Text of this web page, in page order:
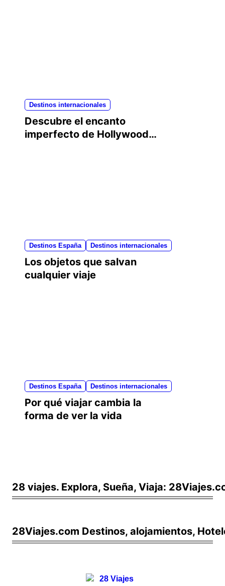
Destinos internacionales
Descubre el encanto
imperfecto de Hollywood
Destinos España Destinos internacionales
Los objetos que salvan
cualquier viaje
Destinos España Destinos internacionales
Por qué viajar cambia la
forma de ver la vida
28 viajes. Explora, Sueña, Viaja:
28Viajes.com Destinos, alojamientos,